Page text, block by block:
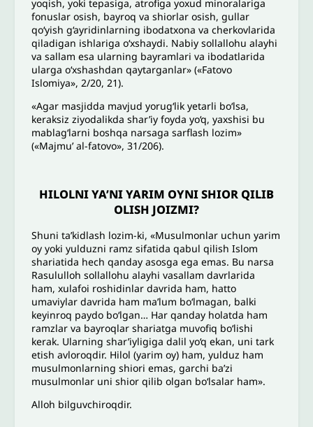
yoqish, yoki tepasiga, atrofiga yoxud minoralariga
fonuslar osish, bayroq va shiorlar osish, gullar
qo‘yish g‘ayridinlarning ibodatxona va cherkovlarida
qiladigan ishlariga o‘xshaydi. Nabiy sollallohu alayhi
va sallam esa ularning bayramlari va ibodatlarida
ularga o‘xshashdan qaytarganlar» («Fatovo
Islomiya», 2/20, 21).
«Agar masjidda mavjud yorug‘lik yetarli bo‘lsa,
keraksiz ziyodalikda shar’iy foyda yo‘q, yaxshisi bu
mablag‘larni boshqa narsaga sarflash lozim»
(«Majmu’ al-fatovo», 31/206).
HILOLNI YA’NI YARIM OYNI SHIOR QILIB
OLISH JOIZMI?
Shuni ta’kidlash lozim-ki, «Musulmonlar uchun yarim
oy yoki yulduzni ramz sifatida qabul qilish Islom
shariatida hech qanday asosga ega emas. Bu narsa
Rasululloh sollallohu alayhi vasallam davrlarida
ham, xulafoi roshidinlar davrida ham, hatto
umaviylar davrida ham ma’lum bo‘lmagan, balki
keyinroq paydo bo‘lgan… Har qanday holatda ham
ramzlar va bayroqlar shariatga muvofiq bo‘lishi
kerak. Ularning shar’iyligiga dalil yo‘q ekan, uni tark
etish avloroqdir. Hilol (yarim oy) ham, yulduz ham
musulmonlarning shiori emas, garchi ba’zi
musulmonlar uni shior qilib olgan bo‘lsalar ham».
Alloh bilguvchiroqdir.